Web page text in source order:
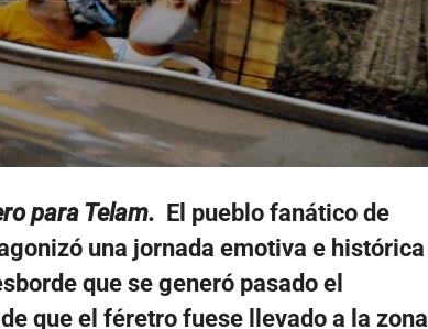
para Telam. El pueblo fanático de
una jornada emotiva e histórica
que se generó pasado el
que el féretro fuese llevado a la zona